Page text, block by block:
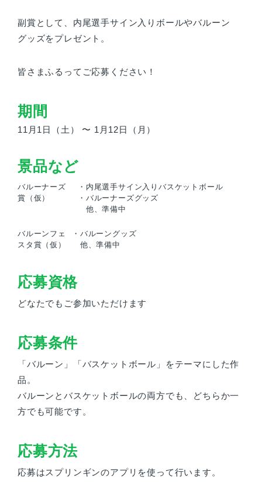
副賞として、内尾選手サイン入りボールやバルーン
グッズをプレゼント。
皆さまふるってご応募ください！
期間
11月1日（土） 〜 1月12日（月）
景品など
バルーナーズ
賞（仮）
・内尾選手サイン入りバスケットボール
・バルーナーズグッズ
他、準備中
バルーンフェ
スタ賞（仮）
・バルーングッズ
他、準備中
応募資格
どなたでもご参加いただけます
応募条件
「バルーン」「バスケットボール」をテーマにした作
品。
バルーンとバスケットボールの両方でも、どちらか一
方でも可能です。
応募方法
応募はスプリンギンのアプリを使って行います。